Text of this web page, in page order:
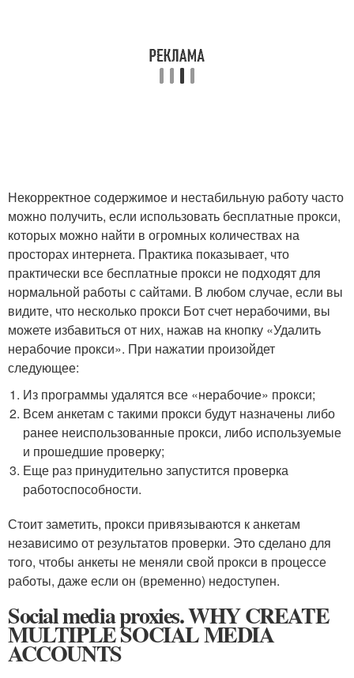
Некорректное содержимое и нестабильную работу часто
можно получить, если использовать бесплатные прокси,
которых можно найти в огромных количествах на
просторах интернета. Практика показывает, что
практически все бесплатные прокси не подходят для
нормальной работы с сайтами. В любом случае, если вы
видите, что несколько прокси Бот счет нерабочими, вы
можете избавиться от них, нажав на кнопку «Удалить
нерабочие прокси». При нажатии произойдет
следующее:
Из программы удалятся все «нерабочие» прокси;
Всем анкетам с такими прокси будут назначены либо
ранее неиспользованные прокси, либо используемые
и прошедшие проверку;
Еще раз принудительно запустится проверка
работоспособности.
Стоит заметить, прокси привязываются к анкетам
независимо от результатов проверки. Это сделано для
того, чтобы анкеты не меняли свой прокси в процессе
работы, даже если он (временно) недоступен.
Social media proxies. WHY CREATE
MULTIPLE SOCIAL MEDIA
ACCOUNTS